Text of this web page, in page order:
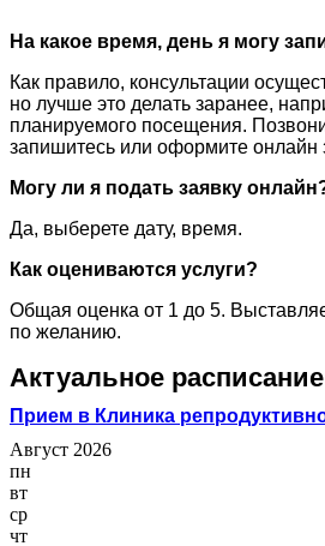
На какое время, день я могу
Как правило, консультации
но лучше это делать заранее,
планируемого посещения.
запишитесь или оформите онлайн
Могу ли я подать заявку
Да, выберете дату, время.
Как оцениваются услуги?
Общая оценка от 1 до 5.
по желанию.
Актуальное расписание
Прием в Клиника
Август 2026
пн
вт
ср
чт